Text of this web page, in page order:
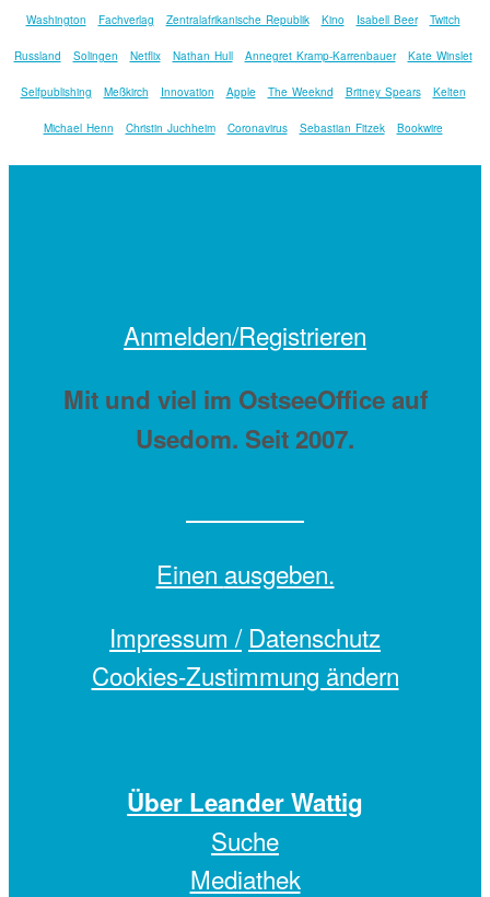
Washington Fachverlag Zentralafrikanische Republik Kino Isabell Beer Twitch
Russland Solingen Netflix Nathan Hull Annegret Kramp-Karrenbauer Kate Winslet
Selfpublishing Meßkirch Innovation Apple The Weeknd Britney Spears Kelten
Michael Henn Christin Juchheim Coronavirus Sebastian Fitzek Bookwire
Anmelden/Registrieren
Mit und viel im OstseeOffice auf
Usedom. Seit 2007.
Einen ausgeben.
Impressum / Datenschutz
Cookies-Zustimmung ändern
Über Leander Wattig
Suche
Mediathek